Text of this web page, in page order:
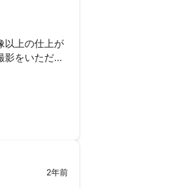
以上の仕上が
影をいただ
2年前